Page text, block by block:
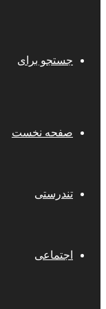
جستجو برای
صفحه نخست
تندرستی
اجتماعی